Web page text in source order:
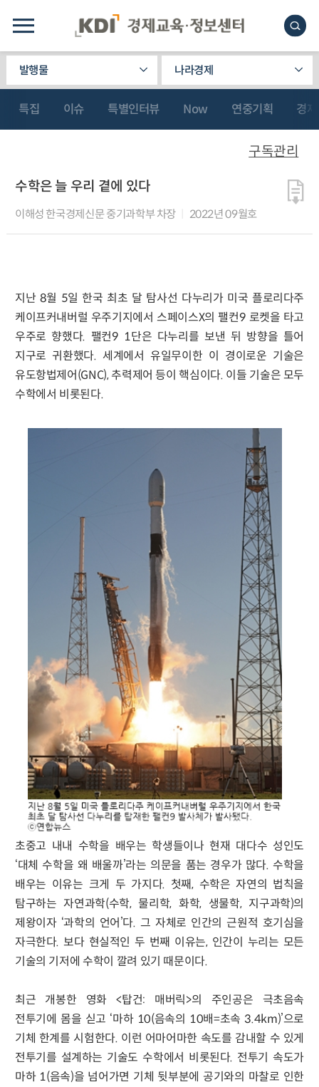
발행물 나라경제
특집 이슈 특별인터뷰 Now 연중기획 경
수학은 늘 우리 곁에 있다
이해성 한국경제신문 중기과학부 차장 2022년 09월호
지난 8월 5일 한국 최초 달 탐사선 다누리가 미국 플로리다주
케이프커내버럴 우주기지에서 스페이스X의 팰컨9 로켓을 타고
우주로 향했다. 팰컨9 1단은 다누리를 보낸 뒤 방향을 틀어
지구로 귀환했다. 세계에서 유일무이한 이 경이로운 기술은
유도항법제어(GNC), 추력제어 등이 핵심이다. 이들 기술은 모두
수학에서 비롯된다.
초중고 내내 수학을 배우는 학생들이나 현재 대다수 성인도
‘대체 수학을 왜 배울까’라는 의문을 품는 경우가 많다. 수학을
배우는 이유는 크게 두 가지다. 첫째, 수학은 자연의 법칙을
탐구하는 자연과학(수학, 물리학, 화학, 생물학, 지구과학)의
제왕이자 ‘과학의 언어’다. 그 자체로 인간의 근원적 호기심을
자극한다. 보다 현실적인 두 번째 이유는, 인간이 누리는 모든
기술의 기저에 수학이 깔려 있기 때문이다.
최근 개봉한 영화 <탑건: 매버릭>의 주인공은 극초음속
전투기에 몸을 싣고 ‘마하 10(음속의 10배=초속 3.4km)’으로
기체 한계를 시험한다. 이런 어마어마한 속도를 감내할 수 있게
전투기를 설계하는 기술도 수학에서 비롯된다. 전투기 속도가
마하 1(음속)을 넘어가면 기체 뒷부분에 공기와의 마찰로 인한
구독관리